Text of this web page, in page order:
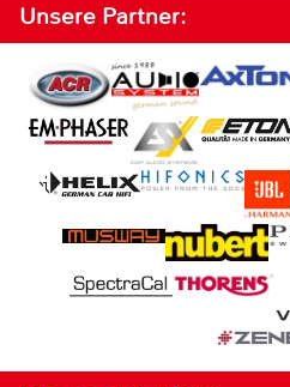
Unsere Partner: